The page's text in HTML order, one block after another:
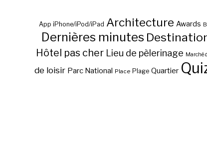
App iPhone/iPod/iPad Architecture Awards
Dernières minutes
Hôtel pas cher Lieu de pèlerinage Marché
de loisir Parc National Place Plage Quartier